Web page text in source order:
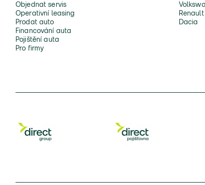
Objednat servis
Operativní leasing
Prodat auto
Financování auta
Pojištění auta
Pro firmy
Renault
Dacia